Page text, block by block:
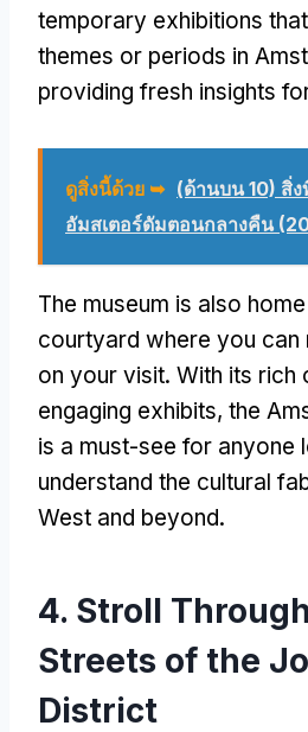
temporary exhibitions
themes or periods in
providing fresh insights
ดูสิ่งนี้ด้วย ➥ (ด้านบน 10) สิ่
อัมสเตอร์ดัมตอนกลางคืน
The museum is also
courtyard where you can
on your visit. With its rich
engaging exhibits, the
is a must-see for anyone
understand the cultural
West and beyond.
4. Stroll
Streets of the
District